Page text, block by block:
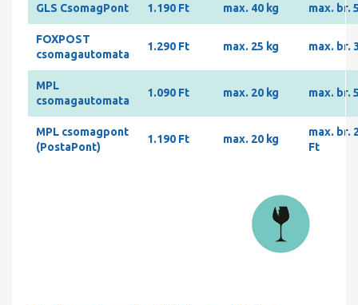
GLS CsomagPont 1.190 Ft max. 40 kg max. br.
FOXPOST
csomagautomata
1.290 Ft max. 25 kg max. br.
MPL
csomagautomata
1.090 Ft max. 20 kg max. br.
MPL csomagpont
(PostaPont)
1.190 Ft max. 20 kg
max. br.
Ft